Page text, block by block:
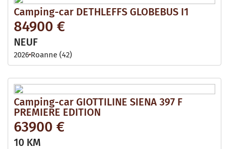
Camping-car DETHLEFFS GLOBEBUS I1
84900 €
NEUF
2026 Roanne (42)
Camping-car GIOTTILINE SIENA 397 F
PREMIERE EDITION
63900 €
10 KM